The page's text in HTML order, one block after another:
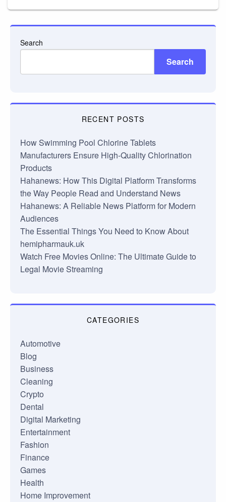
Search
Search
RECENT POSTS
How Swimming Pool Chlorine Tablets
Manufacturers Ensure High-Quality Chlorination
Products
Hahanews: How This Digital Platform Transforms
the Way People Read and Understand News
Hahanews: A Reliable News Platform for Modern
Audiences
The Essential Things You Need to Know About
hemipharmauk.uk
Watch Free Movies Online: The Ultimate Guide to
Legal Movie Streaming
CATEGORIES
Automotive
Blog
Business
Cleaning
Crypto
Dental
Digital Marketing
Entertainment
Fashion
Finance
Games
Health
Home Improvement